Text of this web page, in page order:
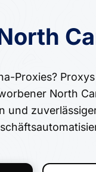
Proxies?
North
und